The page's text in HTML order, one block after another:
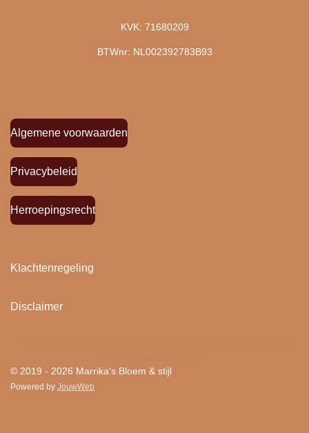
KVK: 71680209
BTWnr: NL002392783B93
Algemene voorwaarden
Privacybeleid
Herroepingsrecht
Klachtenregeling
Disclaimer
© 2019 - 2026 Marrika's Bloem & stijl
Powered by JouwWeb